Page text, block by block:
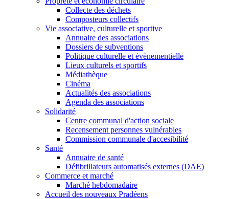
Collecte des déchets
Composteurs collectifs
Vie associative, culturelle et sportive
Annuaire des associations
Dossiers de subventions
Politique culturelle et évènementielle
Lieux culturels et sportifs
Médiathèque
Cinéma
Actualités des associations
Agenda des associations
Solidarité
Centre communal d'action sociale
Recensement personnes vulnérables
Commission communale d'accesibilité
Santé
Annuaire de santé
Défibrillateurs automatisés externes (DAE)
Commerce et marché
Marché hebdomadaire
Accueil des nouveaux Pradéens